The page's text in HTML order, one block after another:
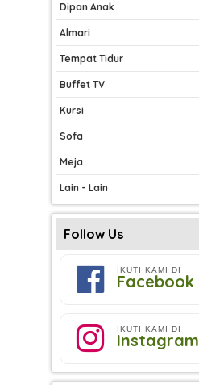
Dipan Anak
Almari
Tempat Tidur
Buffet TV
Kursi
Sofa
Meja
Lain - Lain
Follow Us
IKUTI KAMI DI
Facebook
IKUTI KAMI DI
Instagram